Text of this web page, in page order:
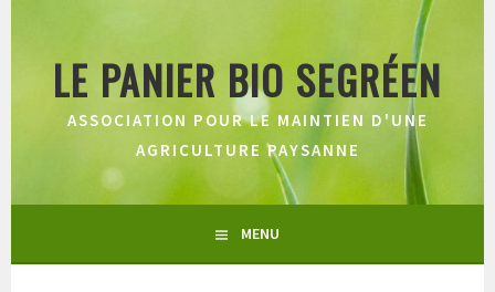
contenu
principalLE PANIER BIO SEGRÉEN
ASSOCIATION POUR LE MAINTIEN D'UNE
AGRICULTURE PAYSANNE
MENU